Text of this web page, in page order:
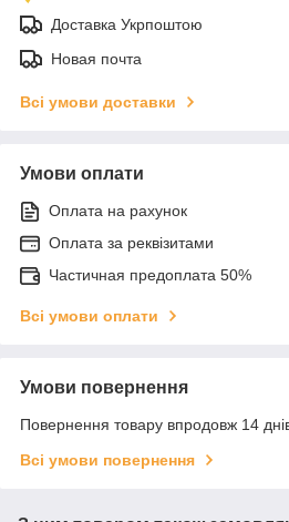
Доставка Укрпоштою
Новая почта
Всі умови доставки
Умови оплати
Оплата на рахунок
Оплата за реквізитами
Частичная предоплата 50%
Всі умови оплати
Умови повернення
Повернення товару впродовж 14
Всі умови повернення